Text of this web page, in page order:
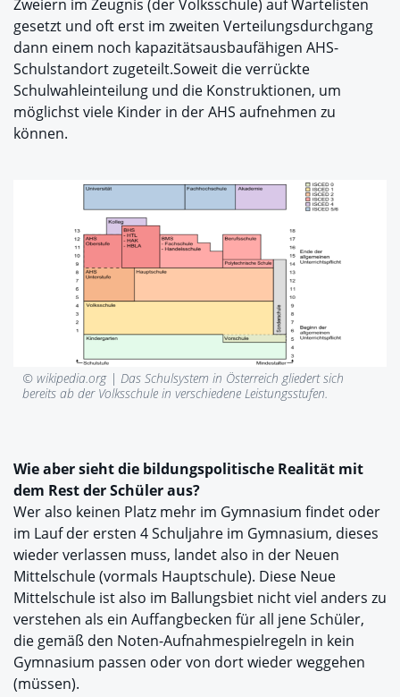
Zweiern im Zeugnis (der Volksschule) auf Wartelisten
gesetzt und oft erst im zweiten Verteilungsdurchgang
dann einem noch kapazitätsausbaufähigen AHS-
Schulstandort zugeteilt.Soweit die verrückte
Schulwahleinteilung und die Konstruktionen, um
möglichst viele Kinder in der AHS aufnehmen zu
können.
© wikipedia.org | Das Schulsystem in Österreich gliedert sich
bereits ab der Volksschule in verschiedene Leistungsstufen.
Wie aber sieht die bildungspolitische Realität mit
dem Rest der Schüler aus?
Wer also keinen Platz mehr im Gymnasium findet oder
im Lauf der ersten 4 Schuljahre im Gymnasium, dieses
wieder verlassen muss, landet also in der Neuen
Mittelschule (vormals Hauptschule). Diese Neue
Mittelschule ist also im Ballungsbiet nicht viel anders zu
verstehen als ein Auffangbecken für all jene Schüler,
die gemäß den Noten-Aufnahmespielregeln in kein
Gymnasium passen oder von dort wieder weggehen
(müssen).